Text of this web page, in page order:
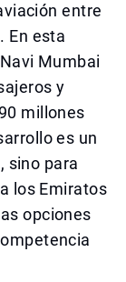
entre
En esta
Mumbai
y
millones
es un
sino para
los Emiratos
opciones